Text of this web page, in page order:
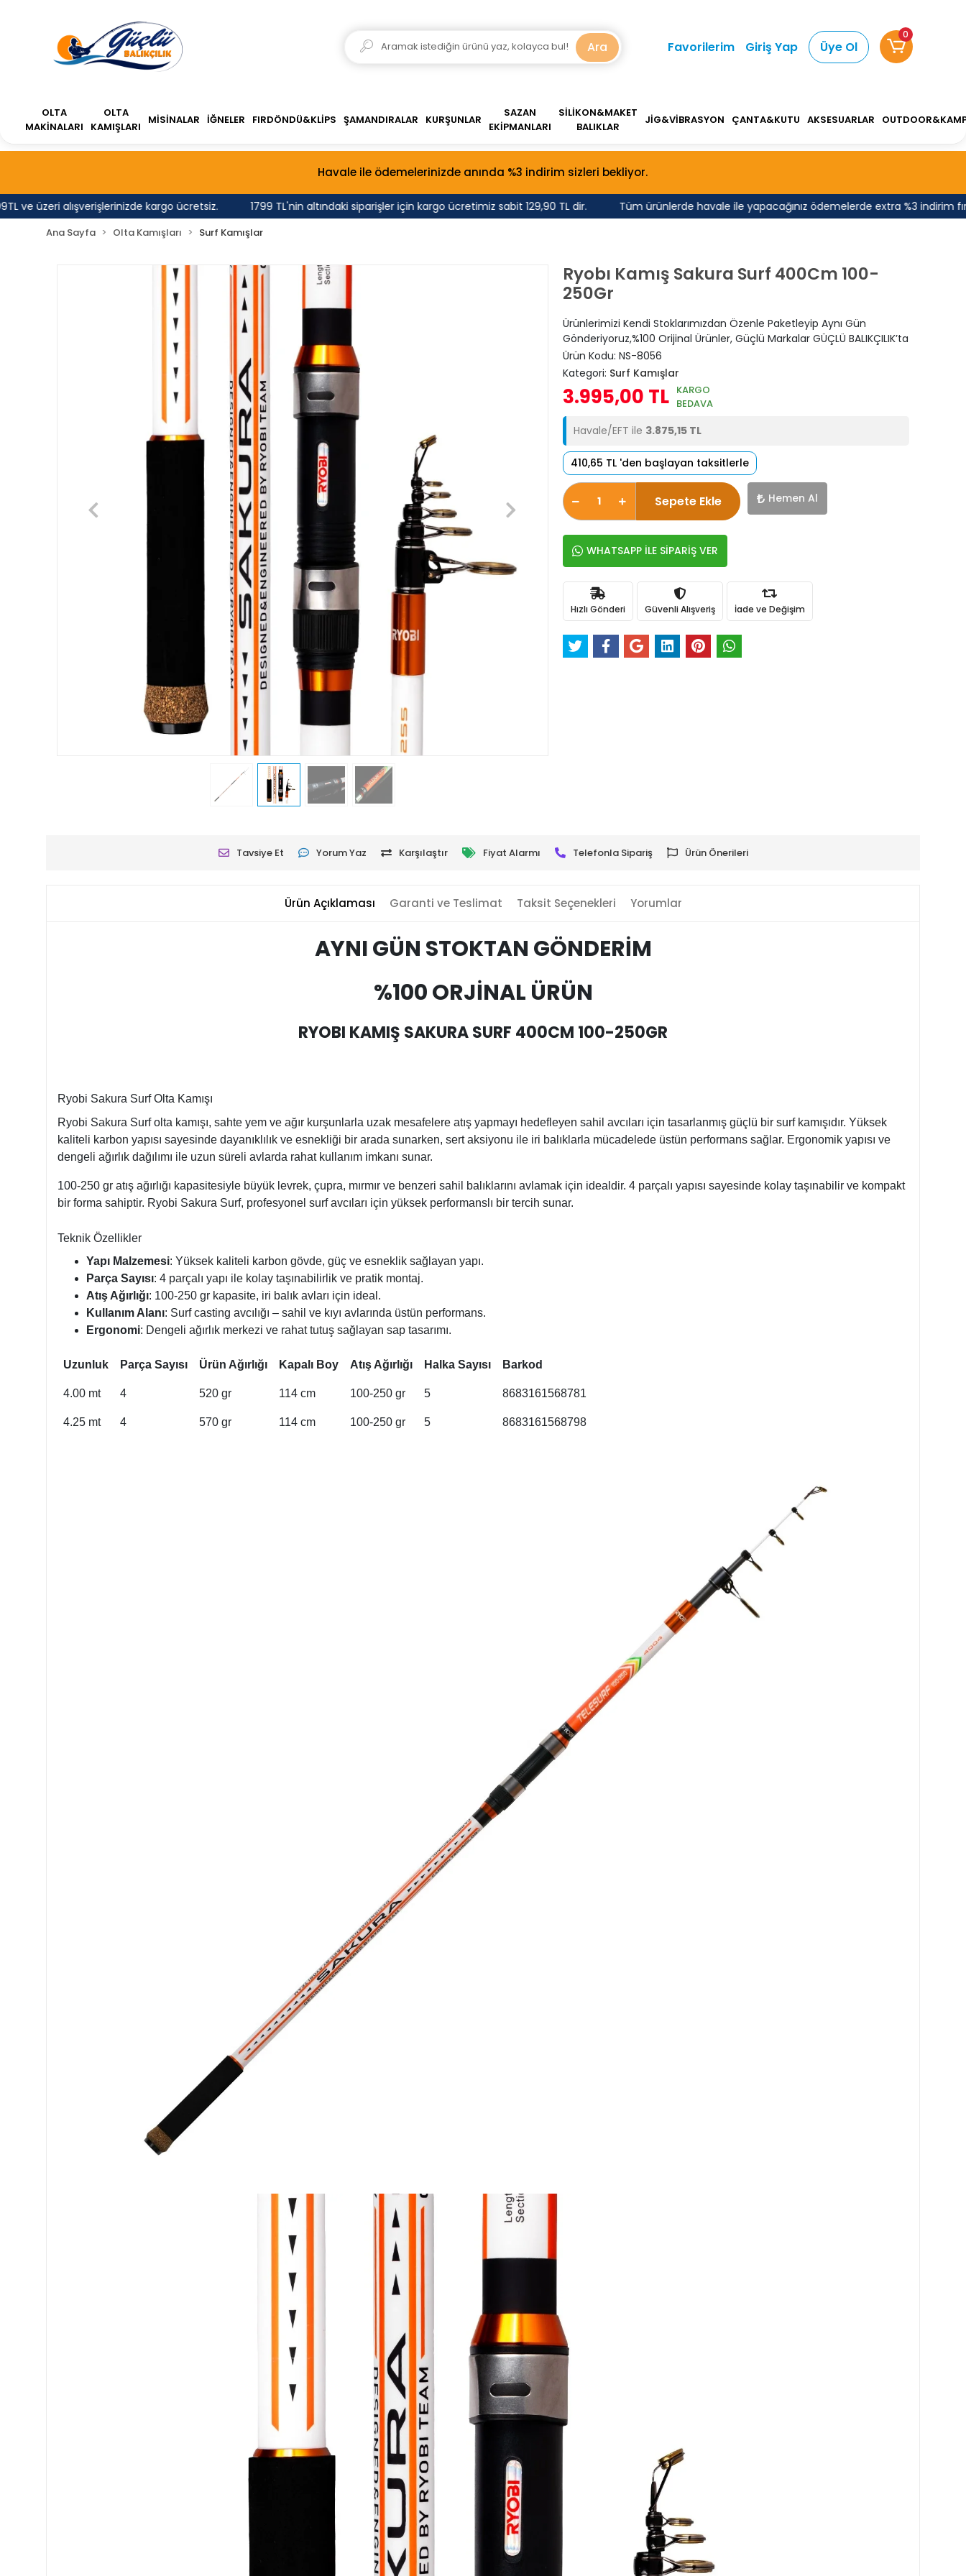
Havale ile ödemelerinizde anında %3 indirim sizleri bekliyor.
ve üzeri alışverişlerinizde kargo ücretsiz. 1799 TL'nin altındaki siparişler için kargo ücretimiz sabit 129,90 TL dir. Tüm ürünlerde havale ile yapacağınız ödemelerde extra %3 indirim
Ara Favorilerim Giriş Yap Üye Ol
0
OLTA
MAKİNALARI
OLTA
KAMIŞLARI
MİSİNALAR İĞNELER FIRDÖNDÜ&KLİPS ŞAMANDIRALAR KURŞUNLAR
SAZAN
EKİPMANLARI
SİLİKON&MAKET
BALIKLAR
JİG&VİBRASYON ÇANTA&KUTU AKSESUARLAR
Ana Sayfa Olta Kamışları Surf Kamışlar
Ryobı Kamış Sakura Surf 400Cm 100-
250Gr
Ürünlerimizi Kendi Stoklarımızdan Özenle Paketleyip Aynı Gün
Gönderiyoruz,%100 Orijinal Ürünler, Güçlü Markalar GÜÇLÜ BALIKÇILIK’ta
Ürün Kodu: NS-8056
Kategori: Surf Kamışlar
3.995,00 TL
KARGO
BEDAVA
Havale/EFT ile 3.875,15 TL
410,65 TL 'den başlayan taksitlerle
Sepete Ekle Hemen Al
WHATSAPP İLE SİPARİŞ VER
Hızlı Gönderi Güvenli Alışveriş İade ve Değişim
Tavsiye Et Yorum Yaz Karşılaştır Fiyat Alarmı Telefonla Sipariş Ürün Önerileri
Ürün Açıklaması Garanti ve Teslimat Taksit Seçenekleri Yorumlar
AYNI GÜN STOKTAN GÖNDERİM
%100 ORJİNAL ÜRÜN
RYOBI KAMIŞ SAKURA SURF 400CM 100-250GR
Ryobi Sakura Surf Olta Kamışı
Ryobi Sakura Surf olta kamışı, sahte yem ve ağır kurşunlarla uzak mesafelere atış yapmayı hedefleyen sahil avcıları için tasarlanmış güçlü bir surf kamışıdır. Yüksek
kaliteli karbon yapısı sayesinde dayanıklılık ve esnekliği bir arada sunarken, sert aksiyonu ile iri balıklarla mücadelede üstün performans sağlar. Ergonomik yapısı ve
dengeli ağırlık dağılımı ile uzun süreli avlarda rahat kullanım imkanı sunar.
100-250 gr atış ağırlığı kapasitesiyle büyük levrek, çupra, mırmır ve benzeri sahil balıklarını avlamak için idealdir. 4 parçalı yapısı sayesinde kolay taşınabilir ve kompakt
bir forma sahiptir. Ryobi Sakura Surf, profesyonel surf avcıları için yüksek performanslı bir tercih sunar.
Teknik Özellikler
Yapı Malzemesi: Yüksek kaliteli karbon gövde, güç ve esneklik sağlayan yapı.
Parça Sayısı: 4 parçalı yapı ile kolay taşınabilirlik ve pratik montaj.
Atış Ağırlığı: 100-250 gr kapasite, iri balık avları için ideal.
Kullanım Alanı: Surf casting avcılığı – sahil ve kıyı avlarında üstün performans.
Ergonomi: Dengeli ağırlık merkezi ve rahat tutuş sağlayan sap tasarımı.
Uzunluk Parça Sayısı Ürün Ağırlığı Kapalı Boy Atış Ağırlığı Halka Sayısı Barkod
4.00 mt 4 520 gr 114 cm 100-250 gr 5 8683161568781
4.25 mt 4 570 gr 114 cm 100-250 gr 5 8683161568798